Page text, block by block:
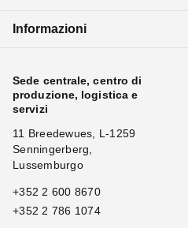
Informazioni
Sede centrale, centro di
produzione, logistica e
servizi
11 Breedewues, L-1259
Senningerberg,
Lussemburgo
+352 2 600 8670
+352 2 786 1074